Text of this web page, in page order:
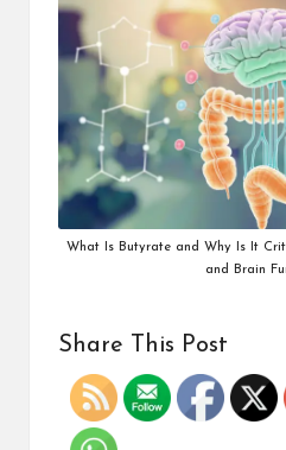
What Is Butyrate and Why Is It
and Brain
Share This Post